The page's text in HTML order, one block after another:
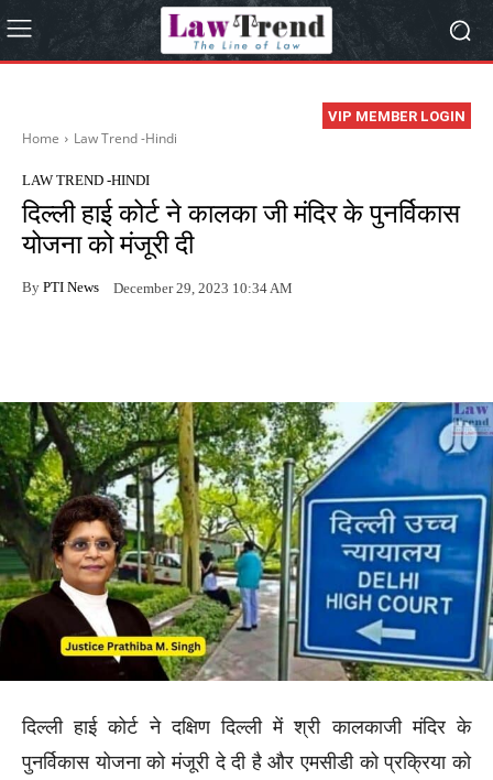
VIP MEMBER LOGIN
Home Law Trend -Hindi
LAW TREND -HINDI
दिल्ली हाई कोर्ट ने कालका जी मंदिर के पुनर्विकास
योजना को मंजूरी दी
By PTI News December 29, 2023 10:34 AM
दिल्ली हाई कोर्ट ने दक्षिण दिल्ली में श्री कालकाजी मंदिर के
पुनर्विकास योजना को मंजूरी दे दी है और एमसीडी को प्रक्रिया को